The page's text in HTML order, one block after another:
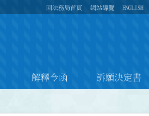
回法務局首頁 網站導覽 ENGLISH
解釋令函 訴願決定書